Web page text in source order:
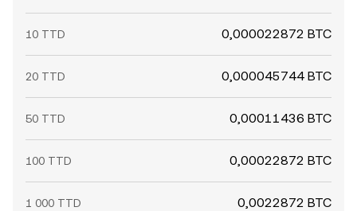
10 TTD 0,000022872 BTC
20 TTD 0,000045744 BTC
50 TTD 0,00011436 BTC
100 TTD 0,00022872 BTC
1 000 TTD 0,0022872 BTC